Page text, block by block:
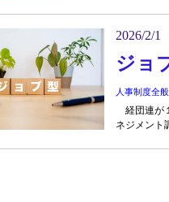
2026/2/1
ジョ
人事制度全般
経団連が
ネジメント